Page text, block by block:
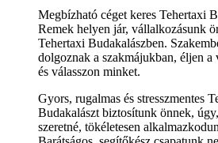
Megbízható céget keres Tehertaxi
Remek helyen jár, vállalkozásunk
Tehertaxi Budakalászben.
dolgoznak a szakmájukban, éljen a
és válasszon minket.
Gyors, rugalmas és stresszmentes
Budakalászt biztosítunk önnek,
szeretné, tökéletesen